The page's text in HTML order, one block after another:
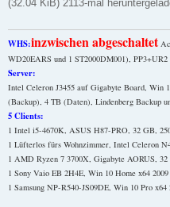
(32.04 KiB) 2113-mal
WHS:inzwischen abgeschaltet
WD20EARS und 1 ST2000DM001), PP3+UR2
Server:
Intel Celeron J3455 auf Gigabyte Board, Win
(Backup), 4 TB (Daten), Lindenberg Backup
5 Clients:
1 Intel i5-4670K, ASUS H87-PRO, 32 GB,
1 Lüfterlos fürs Wohnzimmer, Intel Celeron
1 AMD Ryzen 7 3700X, Gigabyte AORUS,
1 Sony Vaio EB 2H4E, Win 10 Home x64 2009
1 Samsung NP-R540-JS09DE, Win 10 Pro x64